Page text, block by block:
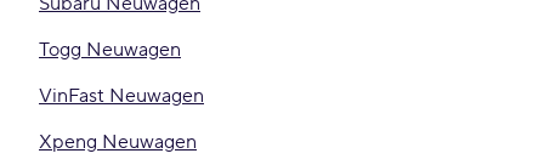
Togg Neuwagen
VinFast Neuwagen
Xpeng Neuwagen